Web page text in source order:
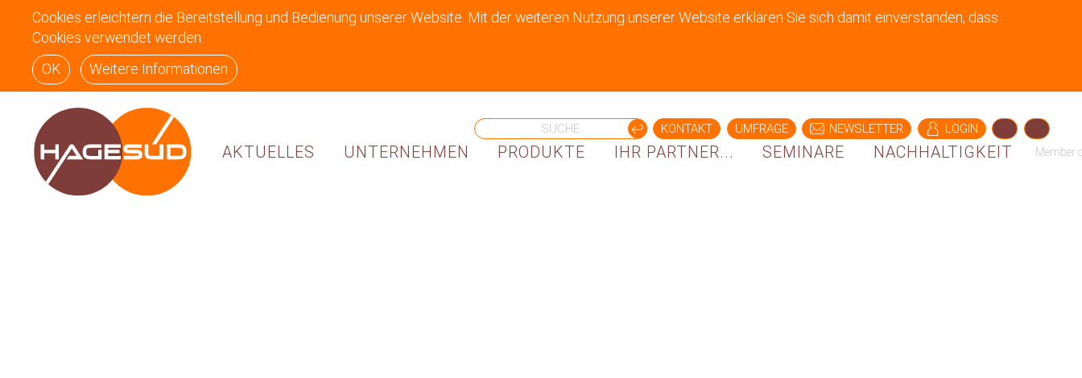
Cookies erleichtern die Bereitstellung und Bedienung unserer Website. Mit der weiteren Nutzung unserer Website erklären Sie sich damit einverstanden, dass
Cookies verwendet werden.
OK
Weitere Informationen
KONTAKT UMFRAGE NEWSLETTER LOGIN
AKTUELLES UNTERNEHMEN PRODUKTE IHR PARTNER... SEMINARE NACHHALTIGKEIT Member